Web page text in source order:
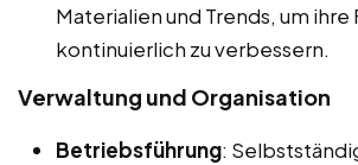
Materialien und Trends, um
kontinuierlich zu verbessern.
Verwaltung und Organisation
Betriebsführung: